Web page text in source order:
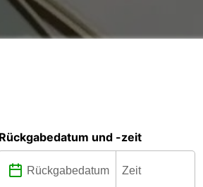
Rückgabedatum und -zeit